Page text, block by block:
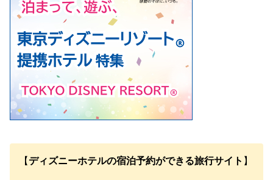
【ディズニーホテルの宿泊予約ができる旅行サイト 】